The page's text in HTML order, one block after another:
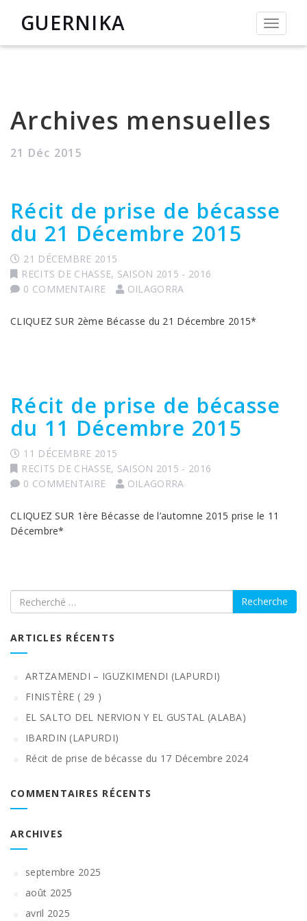
GUERNIKA
Archives mensuelles
21 Déc 2015
Récit de prise de bécasse
du 21 Décembre 2015
21 DÉCEMBRE 2015
RECITS DE CHASSE, SAISON 2015 - 2016
0 COMMENTAIRE
OILAGORRA
CLIQUEZ SUR 2ème Bécasse du 21 Décembre 2015*
Récit de prise de bécasse
du 11 Décembre 2015
11 DÉCEMBRE 2015
RECITS DE CHASSE, SAISON 2015 - 2016
0 COMMENTAIRE
OILAGORRA
CLIQUEZ SUR 1ère Bécasse de l’automne 2015 prise le 11
Décembre*
Recherche
ARTICLES RÉCENTS
ARTZAMENDI – IGUZKIMENDI (LAPURDI)
FINISTÈRE ( 29 )
EL SALTO DEL NERVION Y EL GUSTAL (ALABA)
IBARDIN (LAPURDI)
Récit de prise de bécasse du 17 Décembre 2024
COMMENTAIRES RÉCENTS
ARCHIVES
septembre 2025
août 2025
avril 2025